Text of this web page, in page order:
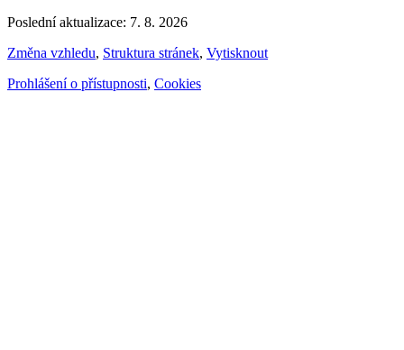
Poslední aktualizace: 7. 8. 2026
Změna vzhledu, Struktura stránek, Vytisknout
Prohlášení o přístupnosti, Cookies